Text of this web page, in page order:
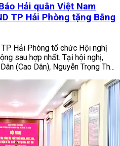
Hải quân Việt Nam
TP Hải Phòng tặng Bằng
Hải Phòng tổ chức Hội nghị
sau hợp nhất. Tại hội nghị,
(Cao Dân), Nguyễn Trọng Th...